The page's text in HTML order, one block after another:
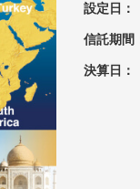
設定日：
信託期間
決算日：